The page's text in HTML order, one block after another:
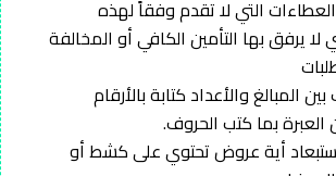
العطاءات التي لا تقدم وفقاً لهذه
لا يرفق بها التأمين الكافي أو المخالفة
بين المبالغ والأعداد كتابة بالأرقام
بما كتب الحروف.
استبعاد أية عروض تحتوي على كشط أو